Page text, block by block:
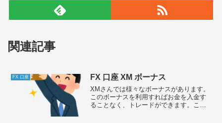
関連記事
FX 口座 FX 口座 XM ボーナス
XMさんでは様々なボーナスがあります。
このボーナスを利用すればお金を入金す
ることなく、トレードができます。この